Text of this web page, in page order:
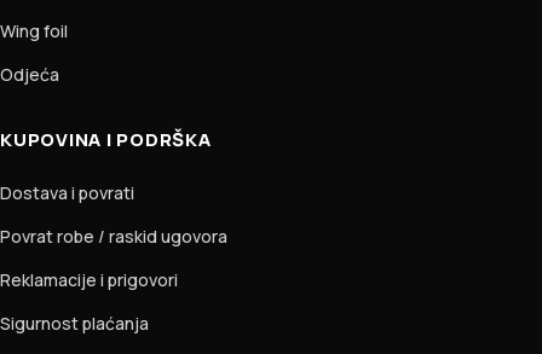
Wing foil
Odjeća
KUPOVINA I PODRŠKA
Dostava i povrati
Povrat robe / raskid ugovora
Reklamacije i prigovori
Sigurnost plaćanja